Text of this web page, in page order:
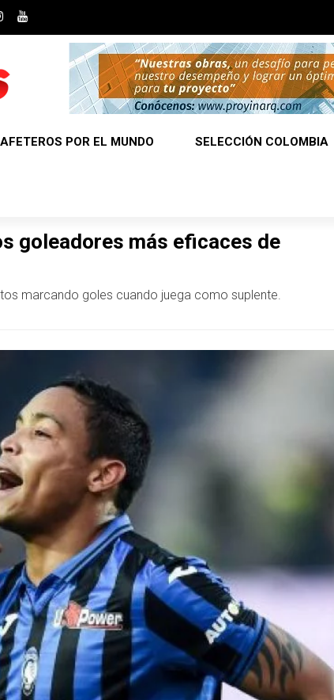
POR EL MUNDO SELECCIÓN COLOMBIA
goleadores más eficaces de
marcando goles cuando juega como suplente.